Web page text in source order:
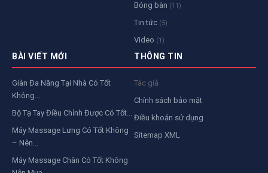
Bóng bàn (11)
Tin tức (5)
Video (1)
BÀI VIẾT MỚI
Giàn Đa Năng Tại Nhà Có Tốt
Không...
Bộ Tạ Tay Điều Chỉnh Được Có Tốt...
Máy Massage Lưng Có Tốt Không
– Nên...
Máy Massage Chân Có Tốt Không
THÔNG TIN
Tác giả
Chính sách bảo mật
Điều khoản sử dụng
Sitemap XML